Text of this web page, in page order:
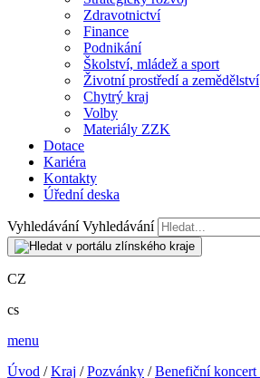
Zdravotnictví
Finance
Podnikání
Školství, mládež a sport
Životní prostředí a zemědělství
Chytrý kraj
Volby
Materiály ZZK
Dotace
Kariéra
Kontakty
Úřední deska
Vyhledávání Vyhledávání
CZ
cs
menu
Úvod /Kraj /Pozvánky /Benefiční koncert